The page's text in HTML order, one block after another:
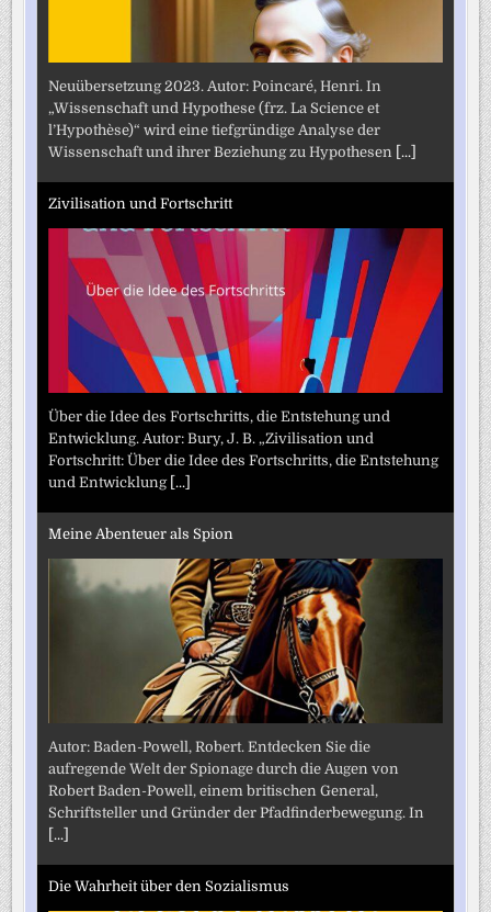
Neuübersetzung 2023. Autor: Poincaré, Henri. In
„Wissenschaft und Hypothese (frz. La Science et
l’Hypothèse)“ wird eine tiefgründige Analyse der
Wissenschaft und ihrer Beziehung zu Hypothesen [...]
Zivilisation und Fortschritt
Über die Idee des Fortschritts, die Entstehung und
Entwicklung. Autor: Bury, J. B. „Zivilisation und
Fortschritt: Über die Idee des Fortschritts, die Entstehung
und Entwicklung [...]
Meine Abenteuer als Spion
Autor: Baden-Powell, Robert. Entdecken Sie die
aufregende Welt der Spionage durch die Augen von
Robert Baden-Powell, einem britischen General,
Schriftsteller und Gründer der Pfadfinderbewegung. In
[...]
Die Wahrheit über den Sozialismus